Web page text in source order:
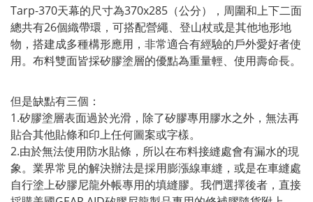
Tarp-370天幕的尺寸為370x285（公分），周圍和上下二面
總共有26個織帶環，可搭配營繩、登山杖或是其他地形地
物，搭建成多種構形應用，非常適合有經驗的戶外愛好者使
用。布料雙面皆採矽膠塗層的優點為重量輕、使用壽命長。
但是缺點有三個：
1.矽膠塗層表面過於光滑，除了矽膠專用膠水之外，無法再
貼合其他貼條和印上任何圖案或字樣。
2.由於無法使用防水貼條，所以在布料接縫處會有漏水的現
象。業界常見的解決辦法是採用膨漲線車縫，或是在車縫處
自行塗上矽膠尼龍外帳專用的填縫膠。我們選擇後者，直接